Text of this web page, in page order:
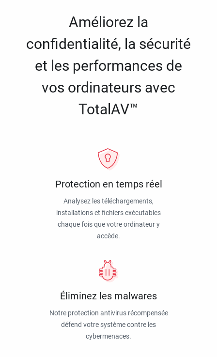
Améliorez la
confidentialité, la sécurité
et les performances de
vos ordinateurs avec
TotalAV™
Protection en temps réel
Analysez les téléchargements,
installations et fichiers exécutables
chaque fois que votre ordinateur y
accède.
Éliminez les malwares
Notre protection antivirus récompensée
défend votre système contre les
cybermenaces.